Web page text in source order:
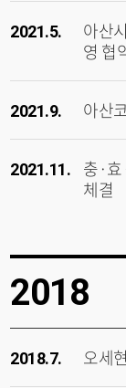
2021.5.
아산
영 협
2021.9. 아산
2021.11.
충·
체결
2018
2018.7. 오세